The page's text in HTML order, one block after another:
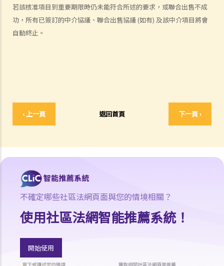
若該核准項目到重要期限時仍未能符合所述的要求，或聯合出售不成
功，所有已簽訂的中介協議、聯合出售協議 (如有) 及該中介項目將會
自動終止。
‹ 上一頁 返回首頁 下一頁 ›
4. 費用
5. 退出/中止項目
收回土地
1. 政府何時會提出補償建議，或邀請提出法定補償申索？
2. 受收地影響而不獲補償建議的人士可做甚麼？
A. 申請人的資格
B. 強制售賣的程序
C. 強制售賣案件中的調解
D. 《強拍條例指南》
業主面臨的恐嚇手段
協助
常見問題
不確定哪些社區法網頁面與您的情境相關？
使用社區法網智能推薦系統！
開始使用